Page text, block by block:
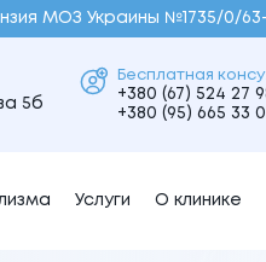
МОЗ Украины №1735/0/
5б
Бесплатная
+380 (67) 524 27
+380 (95) 665 33
Услуги О клинике